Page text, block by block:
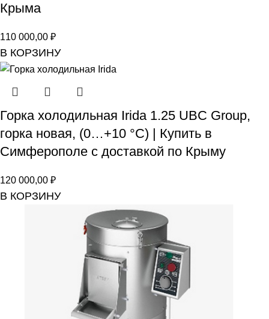
Крыма
110 000,00 ₽
В КОРЗИНУ
Горка холодильная Irida 1.25 UBC Group,
горка новая, (0…+10 °C) | Купить в
Симферополе с доставкой по Крыму
120 000,00 ₽
В КОРЗИНУ